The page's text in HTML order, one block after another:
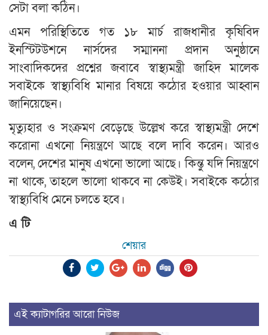
সেটা বলা কঠিন।
এমন পরিস্থিতিতে গত ১৮ মার্চ রাজধানীর কৃষিবিদ
ইনস্টিটউশনে নার্সদের সম্মাননা প্রদান অনুষ্ঠানে
সাংবাদিকদের প্রশ্নের জবাবে স্বাস্থ্যমন্ত্রী জাহিদ মালেক
সবাইকে স্বাস্থ্যবিধি মানার বিষয়ে কঠোর হওয়ার আহ্বান
জানিয়েছেন।
মৃত্যুহার ও সংক্রমণ বেড়েছে উল্লেখ করে স্বাস্থ্যমন্ত্রী দেশে
করোনা এখনো নিয়ন্ত্রণে আছে বলে দাবি করেন। আরও
বলেন, দেশের মানুষ এখনো ভালো আছে। কিন্তু যদি নিয়ন্ত্রণে
না থাকে, তাহলে ভালো থাকবে না কেউই। সবাইকে কঠোর
স্বাস্থ্যবিধি মেনে চলতে হবে।
এ টি
শেয়ার
এই ক্যাটাগরির আরো নিউজ